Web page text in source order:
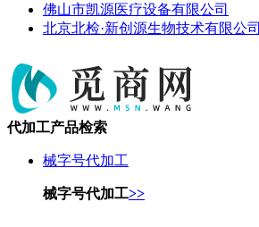
佛山市凯源医疗设备有限公司
北京北检·新创源生物技术有限公司
代加工产品检索
械字号代加工
械字号代加工>>